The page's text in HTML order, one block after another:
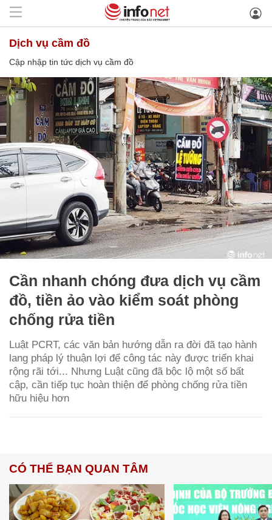
dịch vụ cầm đồ
Cập nhập tin tức dịch vụ cầm đồ
Cần nhanh chóng đưa dịch vụ cầm
đồ, tiền ảo vào kiểm soát phòng
chống rửa tiền
Luật PCRT, các văn bản hướng dẫn ra đời đã tạo hành
lang pháp lý thuận lợi để công tác này được triển khai
rộng rãi tới... Nhưng Luật cũng đã bộc lộ một số bất
cập, cần tiếp tục hoàn thiện để phòng chống rửa tiền
hữu hiệu hơn
CÓ THỂ BẠN QUAN TÂM